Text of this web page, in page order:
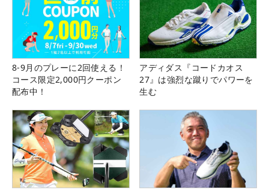
8-9月のプレーに2回使える！
コース限定2,000円クーポン
配布中！
アディダス『コードカオス
27』は強烈な蹴りでパワーを
生む